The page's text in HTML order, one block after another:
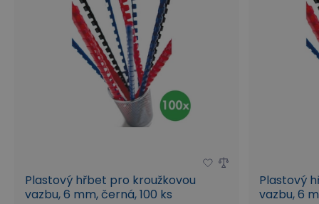
Co nesmí chybět v kanceláři?
Plastový hřbet pro kroužkovou
vazbu, 6 mm, černá, 100 ks
Plastový
vazbu, 6